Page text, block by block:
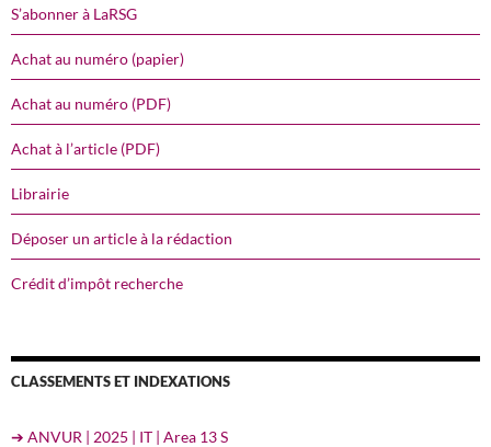
S’abonner à LaRSG
Achat au numéro (papier)
Achat au numéro (PDF)
Achat à l’article (PDF)
Librairie
Déposer un article à la rédaction
Crédit d’impôt recherche
CLASSEMENTS ET INDEXATIONS
➔ ANVUR | 2025 | IT | Area 13 S